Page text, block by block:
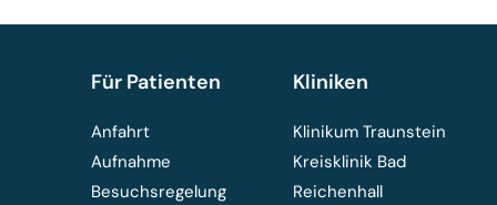
Für Patienten
Anfahrt
Aufnahme
Besuchsregelung
Kliniken
Klinikum Traunstein
Kreisklinik Bad
Reichenhall